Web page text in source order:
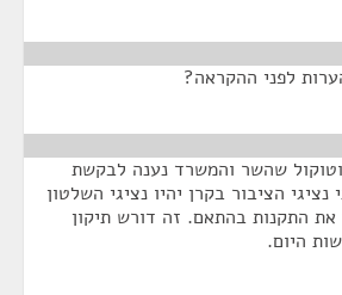
לפני ההקראה?
שהשר והמשרד נענה לבקשת
הציבור בקרן יהיו נציגי השלטון
התקנות בהתאם. זה דורש תיקון
היום.